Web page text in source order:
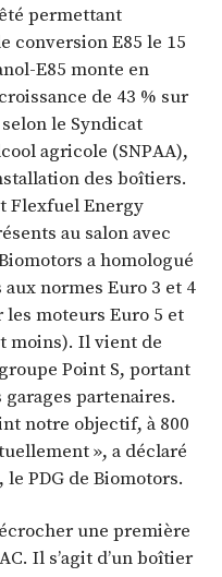
permettant
conversion E85 le 15
E85 monte en
de 43 % sur
le Syndicat
agricole (SNPAA),
des boîtiers.
Flexfuel Energy
au salon avec
a homologué
normes Euro 3 et 4
moteurs Euro 5 et
moins). Il vient de
Point S, portant
partenaires.
notre objectif, à 800
», a déclaré
PDG de Biomotors.
une première
Il s’agit d’un boîtier